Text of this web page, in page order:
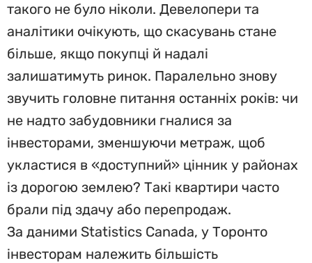
такого не було ніколи. Девелопери та
аналітики очікують, що скасувань стане
більше, якщо покупці й надалі
залишатимуть ринок. Паралельно знову
звучить головне питання останніх років: чи
не надто забудовники гналися за
інвесторами, зменшуючи метраж, щоб
укластися в «доступний» цінник у районах
із дорогою землею? Такі квартири часто
брали під здачу або перепродаж.
За даними Statistics Canada, у Торонто
інвесторам належить більшість